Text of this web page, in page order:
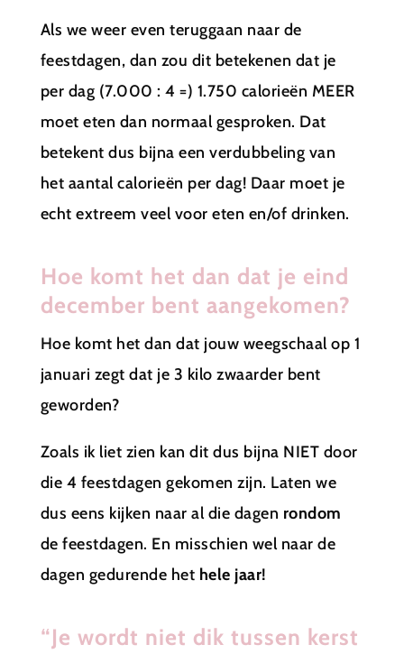
Als we weer even teruggaan naar de
feestdagen, dan zou dit betekenen dat je
per dag (7.000 : 4 =) 1.750 calorieën MEER
moet eten dan normaal gesproken. Dat
betekent dus bijna een verdubbeling van
het aantal calorieën per dag! Daar moet je
echt extreem veel voor eten en/of drinken.
Hoe komt het dan dat je eind
december bent aangekomen?
Hoe komt het dan dat jouw weegschaal op 1
januari zegt dat je 3 kilo zwaarder bent
geworden?
Zoals ik liet zien kan dit dus bijna NIET door
die 4 feestdagen gekomen zijn. Laten we
dus eens kijken naar al die dagen rondom
de feestdagen. En misschien wel naar de
dagen gedurende het hele jaar!
“Je wordt niet dik tussen kerst